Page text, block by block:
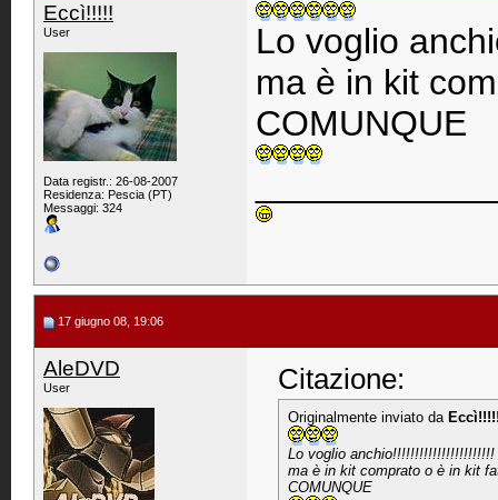
Eccì!!!!!
User
Data registr.: 26-08-2007
Residenza: Pescia (PT)
Messaggi: 324
Lo voglio
ma è in kit
COMUNQUE
17 giugno 08, 19:06
AleDVD
User Citazione:
Originalmente inviato da
Lo voglio anchio!!!!!!!!!!!!!!!!!!!!!!!
ma è in kit comprato o è in kit
COMUNQUE